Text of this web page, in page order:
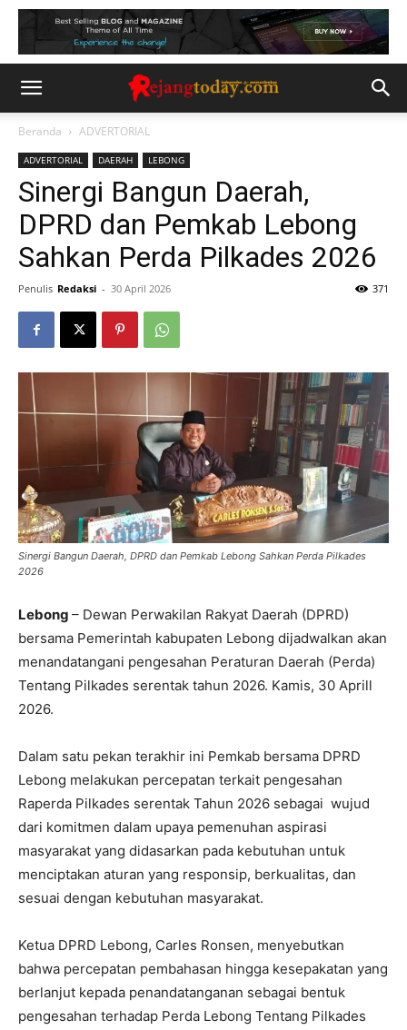
Beranda ADVERTORIAL
ADVERTORIAL DAERAH LEBONG
Sinergi Bangun Daerah,
DPRD dan Pemkab Lebong
Sahkan Perda Pilkades 2026
Penulis Redaksi - 30 April 2026 371
Sinergi Bangun Daerah, DPRD dan Pemkab Lebong Sahkan Perda Pilkades
2026
Lebong – Dewan Perwakilan Rakyat Daerah (DPRD)
bersama Pemerintah kabupaten Lebong dijadwalkan akan
menandatangani pengesahan Peraturan Daerah (Perda)
Tentang Pilkades serentak tahun 2026. Kamis, 30 Aprill
2026.
Dalam satu pekan terakhir ini Pemkab bersama DPRD
Lebong melakukan percepatan terkait pengesahan
Raperda Pilkades serentak Tahun 2026 sebagai wujud
dari komitmen dalam upaya pemenuhan aspirasi
masyarakat yang didasarkan pada kebutuhan untuk
menciptakan aturan yang responsip, berkualitas, dan
sesuai dengan kebutuhan masyarakat.
Ketua DPRD Lebong, Carles Ronsen, menyebutkan
bahwa percepatan pembahasan hingga kesepakatan yang
berlanjut kepada penandatanganan sebagai bentuk
pengesahan terhadap Perda Lebong Tentang Pilkades